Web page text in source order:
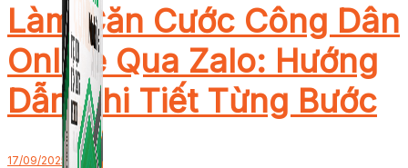
Làm Căn Cước Công Dân
Online Qua Zalo: Hướng
Dẫn Chi Tiết Từng Bước
17/09/2025